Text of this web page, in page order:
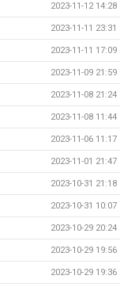
2023-11-12 14:28
2023-11-11 23:31
2023-11-11 17:09
2023-11-09 21:59
2023-11-08 21:24
2023-11-08 11:44
2023-11-06 11:17
2023-11-01 21:47
2023-10-31 21:18
2023-10-31 10:07
2023-10-29 20:24
2023-10-29 19:56
2023-10-29 19:36